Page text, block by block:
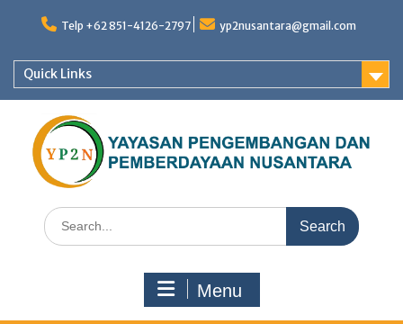
Telp +62 851-4126-2797 yp2nusantara@gmail.com
Quick Links
Search
for:
Menu